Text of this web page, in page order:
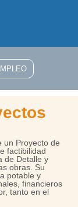
un Proyecto de
factibilidad
de Detalle y
obras. Su
potable y
financieros
tanto en el